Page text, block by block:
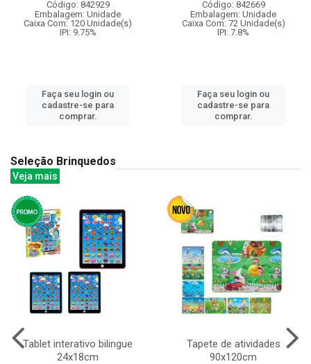
Código: 842929
Embalagem: Unidade
Caixa Com: 120 Unidade(s)
IPI: 9.75%
Faça seu login ou
cadastre-se para
comprar.
Código: 842669
Embalagem: Unidade
Caixa Com: 72 Unidade(s)
IPI: 7.8%
Faça seu login ou
cadastre-se para
comprar.
Seleção Brinquedos
Veja mais
Tablet interativo bilingue
24x18cm
Tapete de atividades
90x120cm